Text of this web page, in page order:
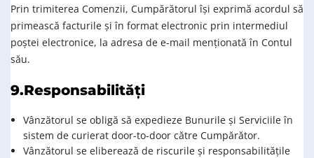
Prin trimiterea Comenzii, Cumpărătorul își exprimă acordul să
primească facturile și în format electronic prin intermediul
poștei electronice, la adresa de e-mail menționată în Contul
său.
9.Responsabilități
Vânzătorul se obligă să expedieze Bunurile și Serviciile în
sistem de curierat door-to-door către Cumpărător.
Vânzătorul se eliberează de riscurile și responsabilitățile